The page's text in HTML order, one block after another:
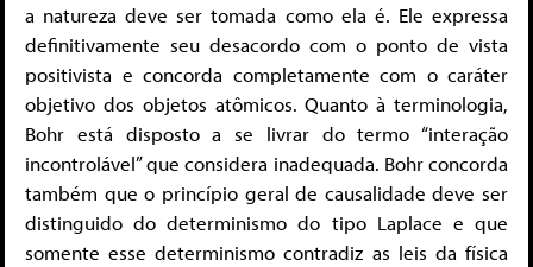
a natureza deve ser tomada como ela é. Ele expressa
definitivamente seu desacordo com o ponto de vista
positivista e concorda completamente com o caráter
objetivo dos objetos atômicos. Quanto à terminologia,
Bohr está disposto a se livrar do termo “interação
incontrolável” que considera inadequada. Bohr concorda
também que o princípio geral de causalidade deve ser
distinguido do determinismo do tipo Laplace e que
somente esse determinismo contradiz as leis da física